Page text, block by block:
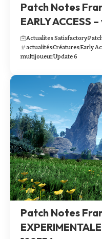
Patch Notes
EARLY ACCESS
Actualites Satisfactory
actualitésCréaturesEarly
multijoueurUpdate 6
Patch Notes